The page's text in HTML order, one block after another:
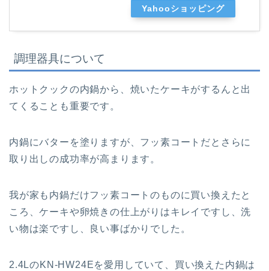
Yahooショッピング
調理器具について
ホットクックの内鍋から、焼いたケーキがするんと出
てくることも重要です。
内鍋にバターを塗りますが、フッ素コートだとさらに
取り出しの成功率が高まります。
我が家も内鍋だけフッ素コートのものに買い換えたと
ころ、ケーキや卵焼きの仕上がりはキレイですし、洗
い物は楽ですし、良い事ばかりでした。
2.4LのKN-HW24Eを愛用していて、買い換えた内鍋は